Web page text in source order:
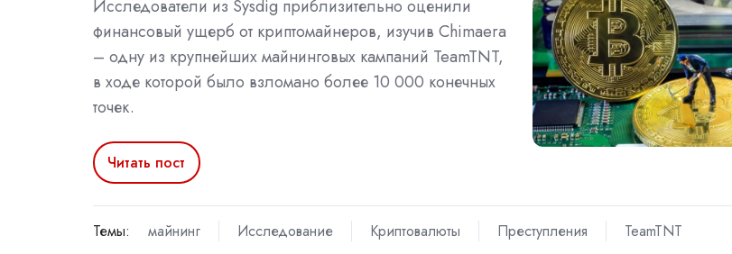
Исследователи из Sysdig приблизительно оценили
финансовый ущерб от криптомайнеров, изучив Chimaera
– одну из крупнейших майнинговых кампаний TeamTNT,
в ходе которой было взломано более 10 000 конечных
точек.
Читать пост
Темы: майнинг Исследование Криптовалюты Преступления TeamTNT